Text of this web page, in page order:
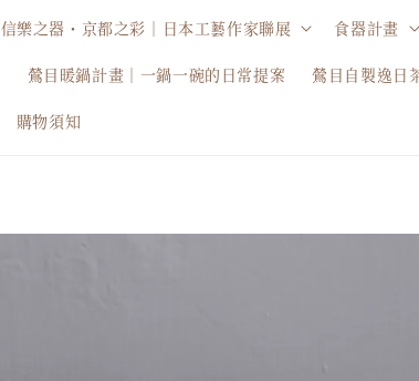
信樂之器・京都之彩｜日本工藝作家聯展 食器計畫
鶯目暖鍋計畫｜一鍋一碗的日常提案 鶯目自製逸日
購物須知